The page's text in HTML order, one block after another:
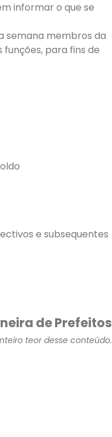
informar o que se
semana membros da
para fins de
e subsequentes
de Prefeitos
teor desse conteúdo.